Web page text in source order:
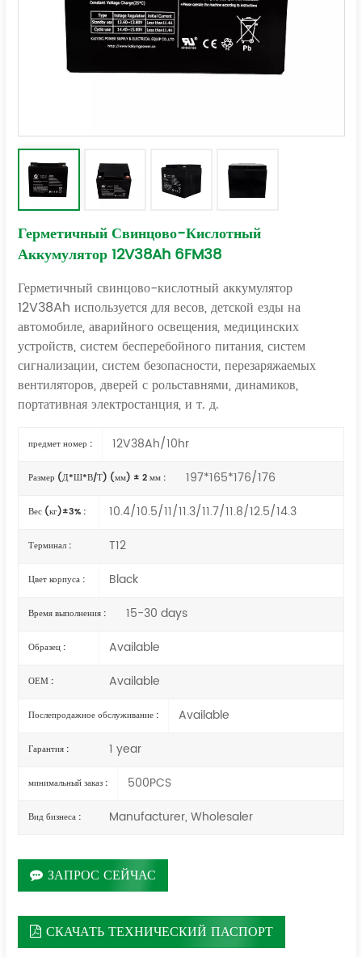
Герметичный Свинцово-Кислотный
Аккумулятор 12V38Ah 6FM38
Герметичный свинцово-кислотный аккумулятор
12V38Ah используется для весов, детской езды на
автомобиле, аварийного освещения, медицинских
устройств, систем бесперебойного питания, систем
сигнализации, систем безопасности, перезаряжаемых
вентиляторов, дверей с рольставнями, динамиков,
портативная электростанция,и т. д.
предмет номер : 12V38Ah/10hr
Размер (Д*Ш*В/Т) (мм) ± 2 мм : 197*165*176/176
Вес (кг)±3% : 10.4/10.5/11/11.3/11.7/11.8/12.5/14.3
Терминал : T12
Цвет корпуса : Black
Время выполнения : 15-30 days
Образец : Available
ОЕМ : Available
Послепродажное обслуживание : Available
Гарантия : 1 year
минимальный заказ : 500PCS
Вид бизнеса : Manufacturer, Wholesaler
ЗАПРОС СЕЙЧАС
СКАЧАТЬ ТЕХНИЧЕСКИЙ ПАСПОРТ